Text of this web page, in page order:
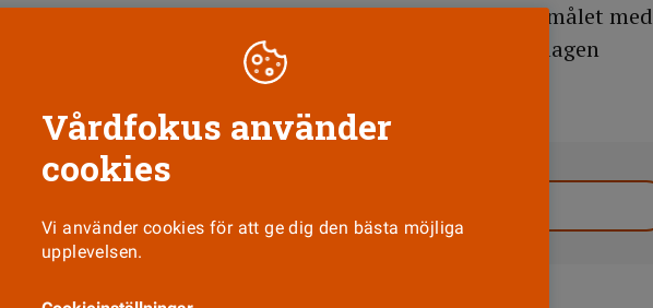
ska bevisa att diskriminering inte har skett. För att målet med
på Södersjukhuset ska kunna dömas enligt nya lagen
sin arbetsgivare på nytt.
Vårdfokus använder
cookies
Vi använder cookies för att ge dig den bästa möjliga
upplevelsen.